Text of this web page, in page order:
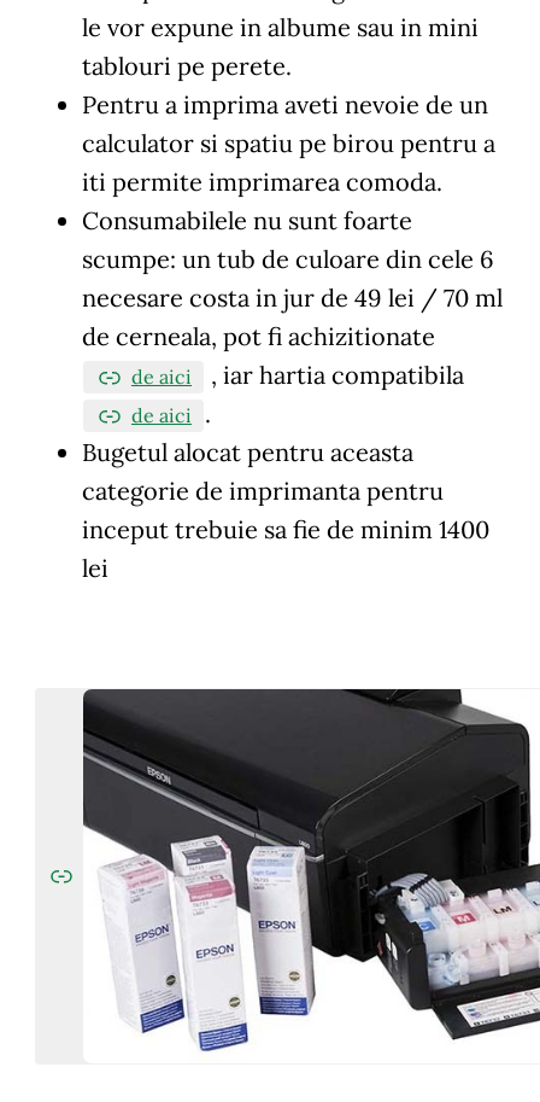
le vor expune in albume sau in mini
tablouri pe perete.
Pentru a imprima aveti nevoie de un
calculator si spatiu pe birou pentru a
iti permite imprimarea comoda.
Consumabilele nu sunt foarte
scumpe: un tub de culoare din cele 6
necesare costa in jur de 49 lei / 70 ml
de cerneala, pot fi achizitionate
de aici , iar hartia compatibila
de aici
.
Bugetul alocat pentru aceasta
categorie de imprimanta pentru
inceput trebuie sa fie de minim 1400
lei